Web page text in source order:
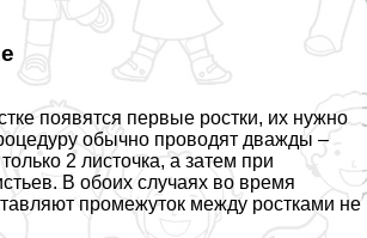
появятся первые ростки, их нужно
обычно проводят дважды –
2 листочка, а затем при
В обоих случаях во время
промежуток между ростками не